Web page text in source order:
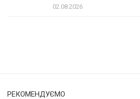
02.08.2026
РЕКОМЕНДУЄМО